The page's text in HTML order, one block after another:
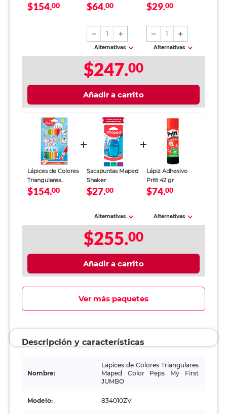
Maped Color Peps
$154.00
No. 2 Maped Black
$64.00
1
Alternativas
Migajón Blanco 2
$29.00
1
Alternativas
$247.00
Añadir a carrito
Lápices de Colores
Triangulares
Maped Color Peps
$154.00
Sacapuntas Maped
Shaker
$27.00
Alternativas
Lápiz Adhesivo
Pritt 42 gr
$74.00
Alternativas
$255.00
Añadir a carrito
Ver más paquetes
Descripción y características
Nombre:
Lápices de Colores Triangulares
Maped Color Peps My First
JUMBO
Modelo: 834010ZV